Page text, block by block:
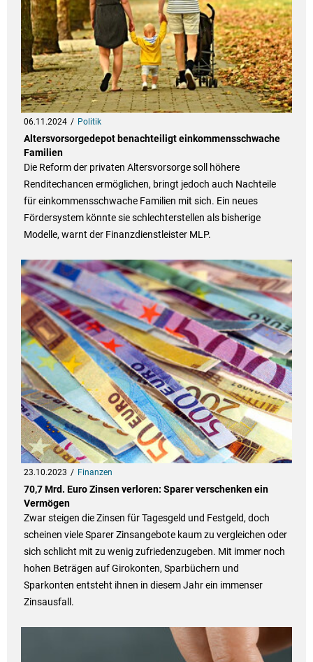
06.11.2024 Politik
Altersvorsorgedepot benachteiligt einkommensschwache
Familien
Die Reform der privaten Altersvorsorge soll höhere
Renditechancen ermöglichen, bringt jedoch auch Nachteile
für einkommensschwache Familien mit sich. Ein neues
Fördersystem könnte sie schlechterstellen als bisherige
Modelle, warnt der Finanzdienstleister MLP.
23.10.2023 Finanzen
70,7 Mrd. Euro Zinsen verloren: Sparer verschenken ein
Vermögen
Zwar steigen die Zinsen für Tagesgeld und Festgeld, doch
scheinen viele Sparer Zinsangebote kaum zu vergleichen oder
sich schlicht mit zu wenig zufriedenzugeben. Mit immer noch
hohen Beträgen auf Girokonten, Sparbüchern und
Sparkonten entsteht ihnen in diesem Jahr ein immenser
Zinsausfall.